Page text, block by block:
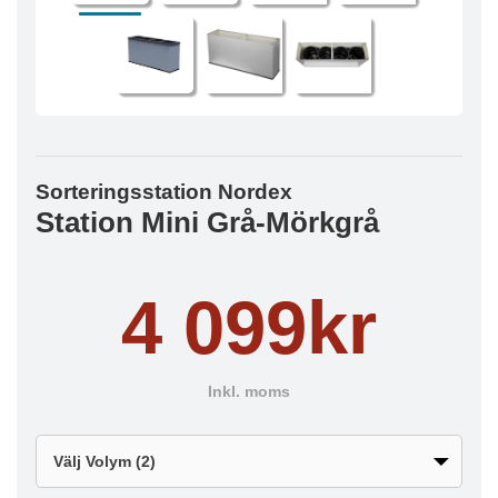
Sorteringsstation Nordex
Station Mini Grå-Mörkgrå
4 099kr
Inkl. moms